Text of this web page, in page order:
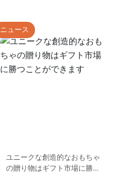
ニュース
ユニークな創造的なおもちゃ
の贈り物はギフト市場に勝つ